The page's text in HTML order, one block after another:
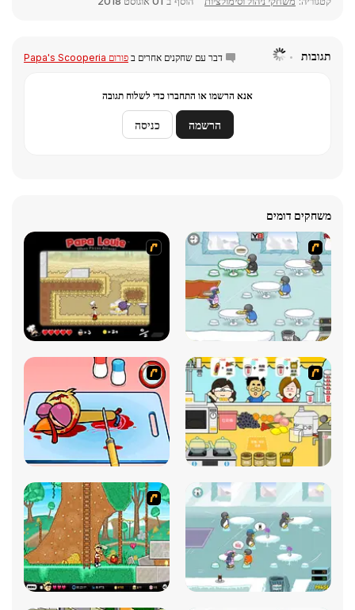
תגובות דבר עם שחקנים אחרים ב פורום Papa's Scooperia
אנא הרשמו או התחברו כדי לשלוח תגובה
הרשמה כניסה
משחקים דומים